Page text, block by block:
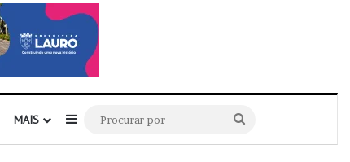
MAIS Barra Lateral
por